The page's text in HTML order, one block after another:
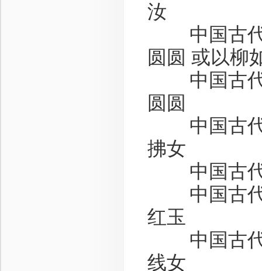
汝
中国古代
圆圆 或以柳
中国古代
圆圆
中国古代
拂女
中国古代
中国古代
红玉
中国古代
线女